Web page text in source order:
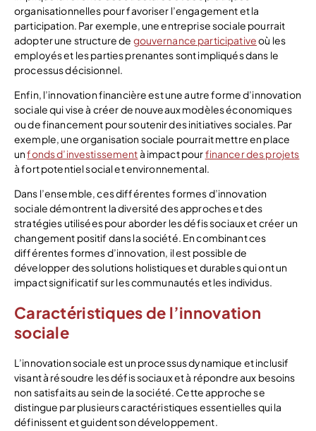
organisationnelles pour favoriser l’engagement et la
participation. Par exemple, une entreprise sociale pourrait
adopter une structure de gouvernance participativeoù les
employés et les parties prenantes sont impliqués dans le
processus décisionnel.
Enfin, l’innovation financière est une autre forme d’innovation
sociale qui vise à créer de nouveaux modèles économiques
ou de financement pour soutenir des initiatives sociales. Par
exemple, une organisation sociale pourrait mettre en place
unfonds d’investissementà impact pourfinancer des projets
à fort potentiel social et environnemental.
Dans l’ensemble, ces différentes formes d’innovation
sociale démontrent la diversité des approches et des
stratégies utilisées pour aborder les défis sociaux et créer un
changement positif dans la société. En combinant ces
différentes formes d’innovation, il est possible de
développer des solutions holistiques et durables qui ont un
impact significatif sur les communautés et les individus.
Caractéristiques de l’innovation
sociale
L’innovation sociale est un processus dynamique et inclusif
visant à résoudre les défis sociaux et à répondre aux besoins
non satisfaits au sein de la société. Cette approche se
distingue par plusieurs caractéristiques essentielles qui la
définissent et guident son développement.